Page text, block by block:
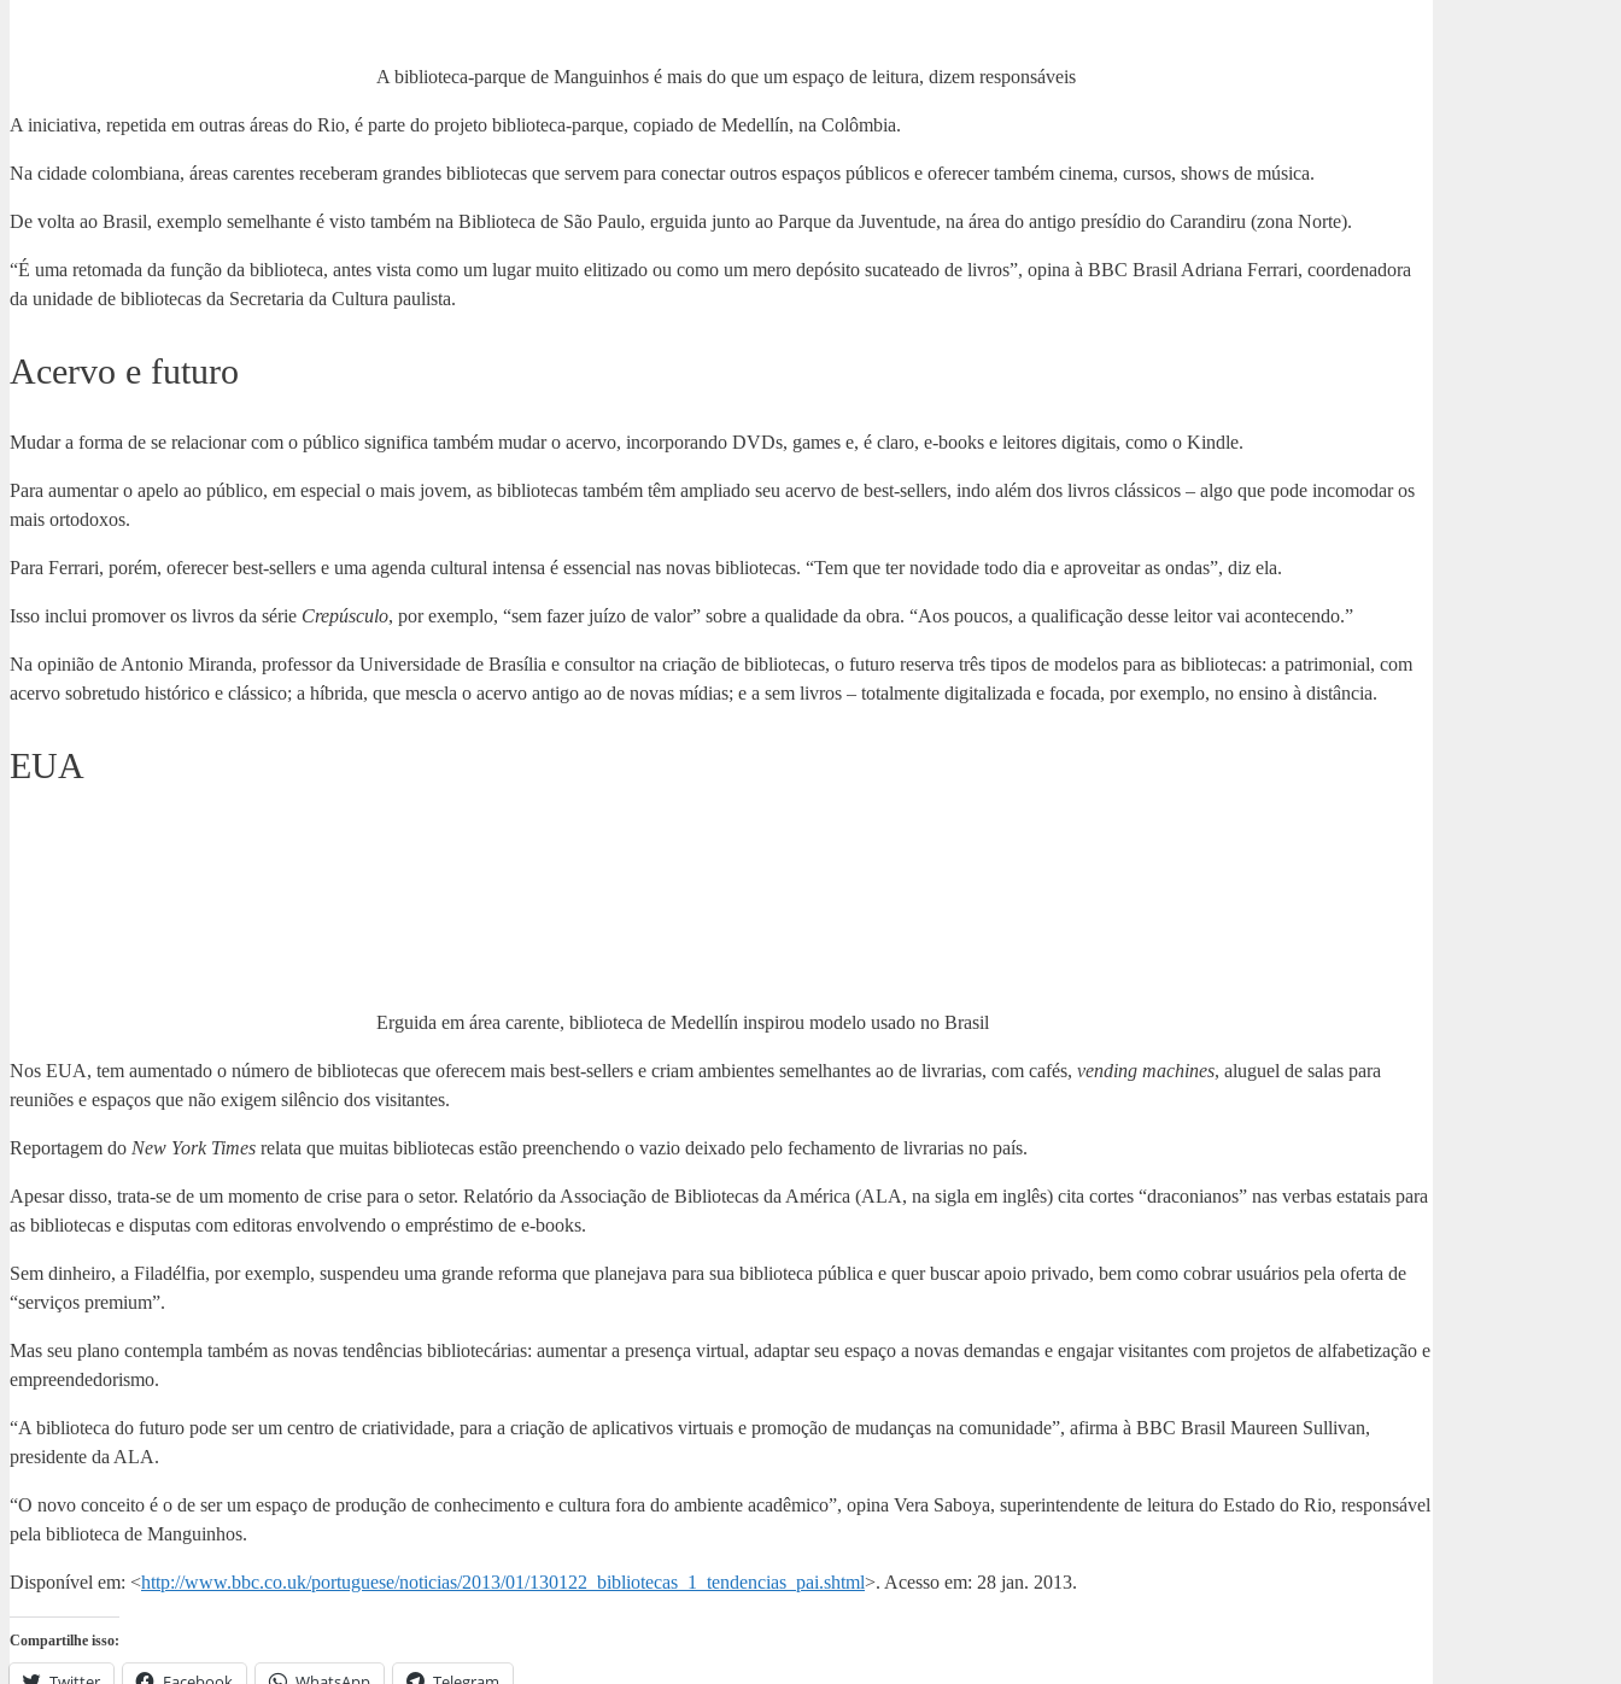
A biblioteca-parque de Manguinhos é mais do que um espaço de leitura, dizem responsáveis
A iniciativa, repetida em outras áreas do Rio, é parte do projeto biblioteca-parque, copiado de Medellín, na Colômbia.
Na cidade colombiana, áreas carentes receberam grandes bibliotecas que servem para conectar outros espaços públicos e oferecer também cinema, cursos, shows de música.
De volta ao Brasil, exemplo semelhante é visto também na Biblioteca de São Paulo, erguida junto ao Parque da Juventude, na área do antigo presídio do Carandiru (zona Norte).
“É uma retomada da função da biblioteca, antes vista como um lugar muito elitizado ou como um mero depósito sucateado de livros”, opina à BBC Brasil Adriana Ferrari, coordenadora
da unidade de bibliotecas da Secretaria da Cultura paulista.
Acervo e futuro
Mudar a forma de se relacionar com o público significa também mudar o acervo, incorporando DVDs, games e, é claro, e-books e leitores digitais, como o Kindle.
Para aumentar o apelo ao público, em especial o mais jovem, as bibliotecas também têm ampliado seu acervo de best-sellers, indo além dos livros clássicos – algo que pode incomodar os
mais ortodoxos.
Para Ferrari, porém, oferecer best-sellers e uma agenda cultural intensa é essencial nas novas bibliotecas. “Tem que ter novidade todo dia e aproveitar as ondas”, diz ela.
Isso inclui promover os livros da série Crepúsculo, por exemplo, “sem fazer juízo de valor” sobre a qualidade da obra. “Aos poucos, a qualificação desse leitor vai acontecendo.”
Na opinião de Antonio Miranda, professor da Universidade de Brasília e consultor na criação de bibliotecas, o futuro reserva três tipos de modelos para as bibliotecas: a patrimonial, com
acervo sobretudo histórico e clássico; a híbrida, que mescla o acervo antigo ao de novas mídias; e a sem livros – totalmente digitalizada e focada, por exemplo, no ensino à distância.
EUA
Erguida em área carente, biblioteca de Medellín inspirou modelo usado no Brasil
Nos EUA, tem aumentado o número de bibliotecas que oferecem mais best-sellers e criam ambientes semelhantes ao de livrarias, com cafés, vending machines, aluguel de salas para
reuniões e espaços que não exigem silêncio dos visitantes.
Reportagem do New York Times relata que muitas bibliotecas estão preenchendo o vazio deixado pelo fechamento de livrarias no país.
Apesar disso, trata-se de um momento de crise para o setor. Relatório da Associação de Bibliotecas da América (ALA, na sigla em inglês) cita cortes “draconianos” nas verbas estatais para
as bibliotecas e disputas com editoras envolvendo o empréstimo de e-books.
Sem dinheiro, a Filadélfia, por exemplo, suspendeu uma grande reforma que planejava para sua biblioteca pública e quer buscar apoio privado, bem como cobrar usuários pela oferta de
“serviços premium”.
Mas seu plano contempla também as novas tendências bibliotecárias: aumentar a presença virtual, adaptar seu espaço a novas demandas e engajar visitantes com projetos de alfabetização e
empreendedorismo.
“A biblioteca do futuro pode ser um centro de criatividade, para a criação de aplicativos virtuais e promoção de mudanças na comunidade”, afirma à BBC Brasil Maureen Sullivan,
presidente da ALA.
“O novo conceito é o de ser um espaço de produção de conhecimento e cultura fora do ambiente acadêmico”, opina Vera Saboya, superintendente de leitura do Estado do Rio, responsável
pela biblioteca de Manguinhos.
Disponível em: <http://www.bbc.co.uk/portuguese/noticias/2013/01/130122_bibliotecas_1_tendencias_pai.shtml>. Acesso em: 28 jan. 2013.
Compartilhe isso: